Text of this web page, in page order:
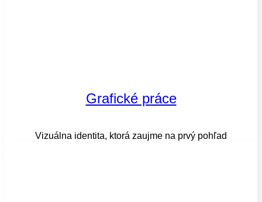
Grafické práce
Vizuálna identita, ktorá zaujme na prvý pohľad